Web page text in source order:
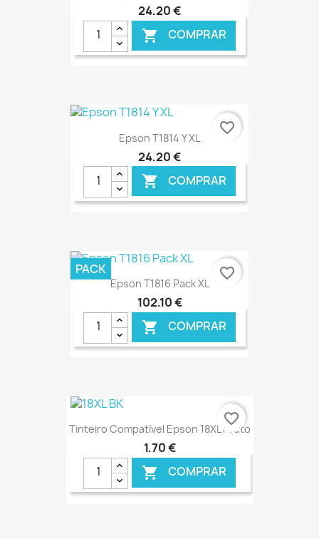
24,20 €
 COMPRAR
€ ONLINE
Epson T1814 Y XL
24,20 €
 COMPRAR
€ ONLINE
favorite_border
Epson T1816 Pack XL
102,10 €
 COMPRAR
€ ONLINE
PACK favorite_border
Tinteiro Compatível Epson 18XL Preto
1,70 €
 COMPRAR
favorite_border